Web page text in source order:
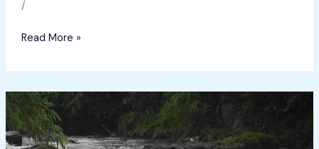
/
Read More »
Rafting
Sungai
Cisadane